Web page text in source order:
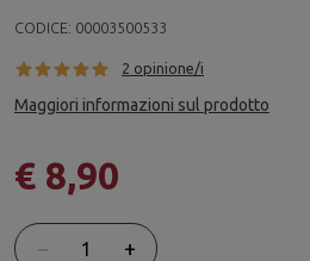
CODICE: 00003500533
2 opinione/i
Maggiori informazioni sul prodotto
€ 8,90
Quantità
− +